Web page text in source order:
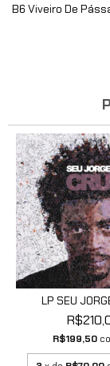
B6 Viveiro De
LP SEU
R$199,50